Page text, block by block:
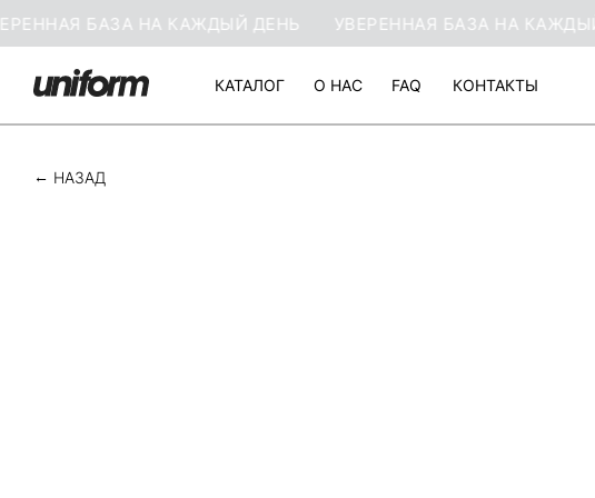
БАЗА НА КАЖДЫЙ ДЕНЬ УВЕРЕННАЯ БАЗА НА КАЖДЫЙ
О НАС FAQ КОНТАКТЫ
КАТАЛОГ
НАЗАД